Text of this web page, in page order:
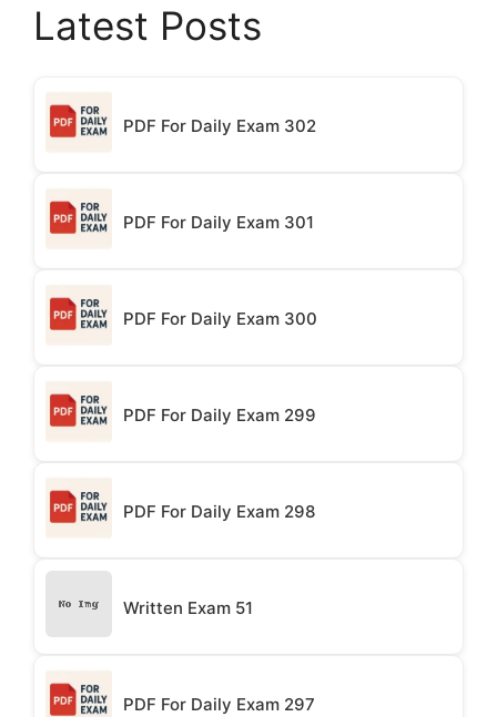
Latest Posts
PDF For Daily Exam 302
PDF For Daily Exam 301
PDF For Daily Exam 300
PDF For Daily Exam 299
PDF For Daily Exam 298
Written Exam 51
PDF For Daily Exam 297